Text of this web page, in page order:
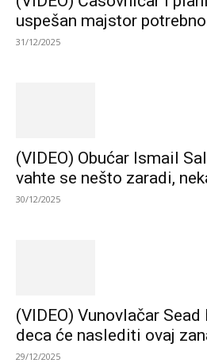
uspešan majstor
31/12/2025
(VIDEO) Obućar Ismail
vahte se nešto zaradi,
30/12/2025
(VIDEO) Vunovlačar
deca će naslediti ovaj
29/12/2025